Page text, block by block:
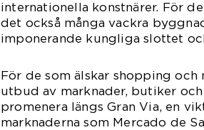
internationella konstnärer. För
det också många vackra
imponerande kungliga slottet
För de som älskar shopping
utbud av marknader, butiker
promenera längs Gran Via, en
marknaderna som Mercado de